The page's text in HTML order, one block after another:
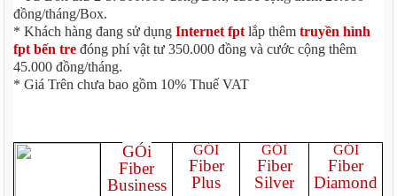
đồng/tháng/Box.
* Khách hàng đang sử dụngInternet fpt lắp thêmtruyền hình
fpt bến tre đóng phí vật tư 350.000 đồng và cước cộng thêm
45.000 đồng/tháng.
* Giá Trên chưa bao gồm 10% Thuế VAT
GÓi
Fiber
Business
GÓI
Fiber
Plus
GÓI
Fiber
Silver
GÓI
Fiber
Diamond